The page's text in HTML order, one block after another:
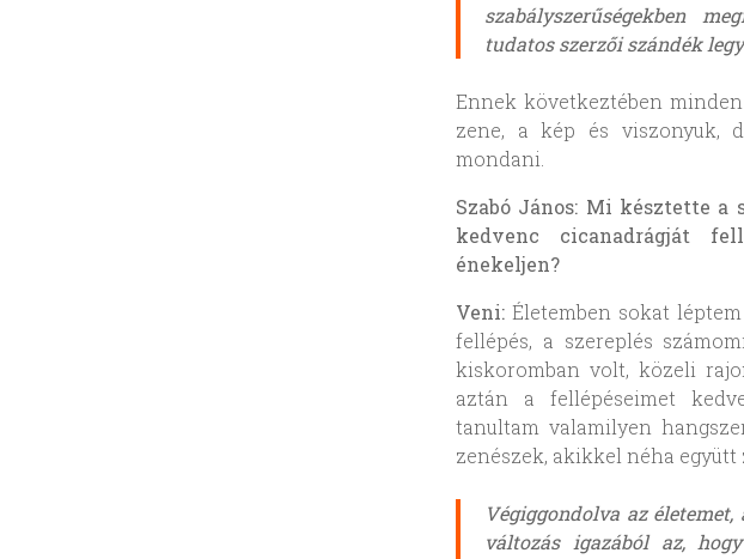
szabályszerűségekben
tudatos szerzői szándék
Ennek következtében
zene, a kép és viszonyuk,
mondani.
Szabó János: Mi késztette a
kedvenc cicanadrágját
énekeljen?
Veni:Életemben sokat
fellépés, a szereplés
kiskoromban volt, közeli
aztán a fellépéseimet
tanultam valamilyen
zenészek, akikkel néha együtt
Végiggondolva az
változás igazából az,